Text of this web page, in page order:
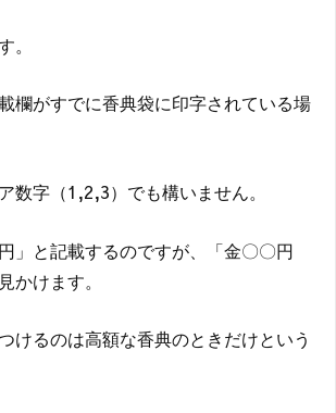
。
欄がすでに香典袋に印字されている場
数字（1,2,3）でも構いません。
」と記載するのですが、「金〇〇円
かけます。
けるのは高額な香典のときだけという